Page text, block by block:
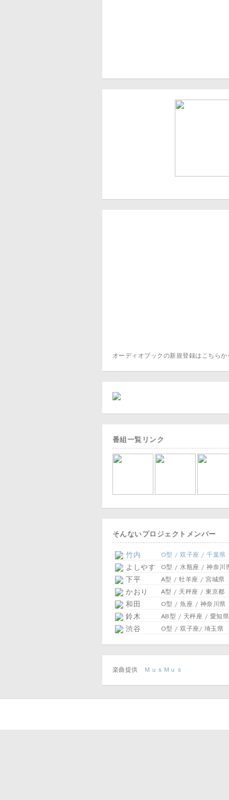
オーディオブックの新規登録はこちら
番組一覧リンク
そんないプロジェクトメンバー
竹内 O型 / 双子座 / 千葉県
よしやす O型 / 水瓶座 / 神奈川
下平 A型 / 牡羊座 / 宮城県
かおり A型 / 天秤座 / 東京都
和田 O型 / 魚座 / 神奈川県
鈴木 AB型 / 天秤座 / 愛知県
渋谷 O型 / 双子座/ 埼玉県
楽曲提供 ＭｕｓＭｕｓ